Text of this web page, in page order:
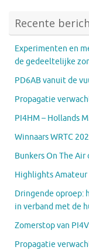
Recente
Experimenten en
de gedeeltelijke
PD6AB vanuit de
Propagatie
PI4HM – Hollands
Winnaars WRTC
Bunkers On The Air
Highlights
Dringende oproep:
in verband met de
Zomerstop van
Propagatie